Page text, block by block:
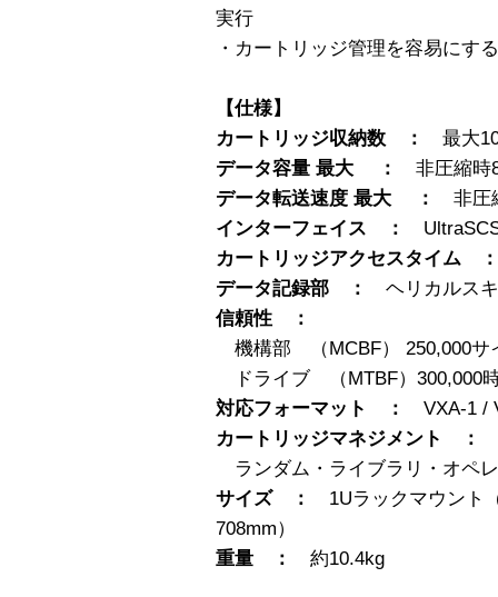
実行
・カートリッジ管理を容易にす
【仕様】
カートリッジ収納数 ： 最大
データ容量 最大 ： 非圧縮時
データ転送速度 最大 ： 非圧
インターフェイス ：
カートリッジアクセスタイム
データ記録部 ： ヘリカルス
信頼性 ：
機構部 （MCBF） 250,000サ
ドライブ （MTBF）300,000
対応フォーマット ： VXA-1 /
カートリッジマネジメント ：
ランダム・ライブラリ・オペ
サイズ ： 1Uラックマウント
708mm）
重量 ： 約10.4kg